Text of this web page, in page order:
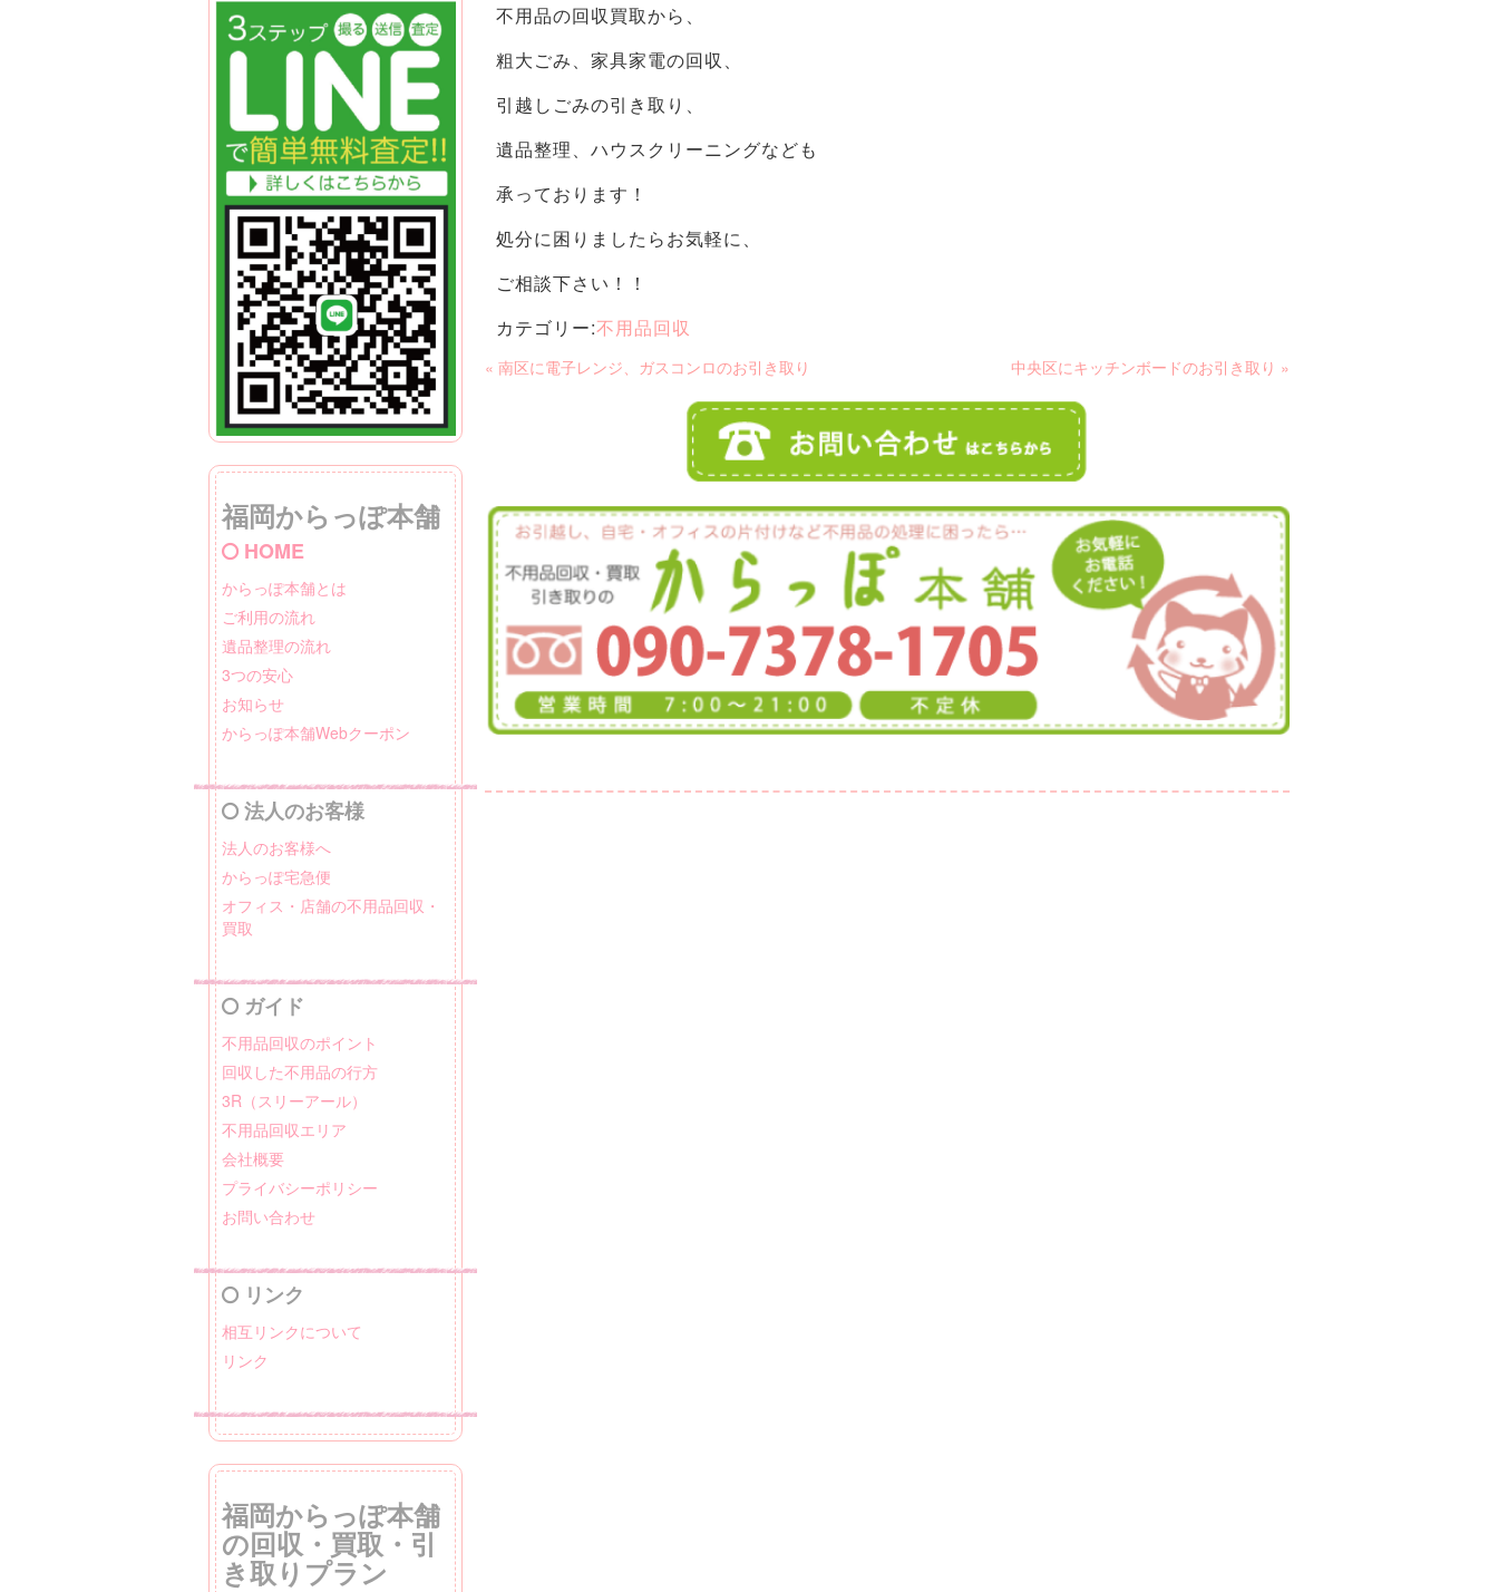
福岡からっぽ本舗
HOME
からっぽ本舗とは
ご利用の流れ
遺品整理の流れ
3つの安心
お知らせ
からっぽ本舗Webクーポン
法人のお客様
法人のお客様へ
からっぽ宅急便
オフィス・店舗の不用品回収・
買取
ガイド
不用品回収のポイント
回収した不用品の行方
3R（スリーアール）
不用品回収エリア
会社概要
プライバシーポリシー
お問い合わせ
リンク
相互リンクについて
リンク
福岡からっぽ本舗
の回収・買取・引
き取りプラン
不用品の回収買取から、
粗大ごみ、家具家電の回収、
引越しごみの引き取り、
遺品整理、ハウスクリーニングなども
承っております！
処分に困りましたらお気軽に、
ご相談下さい！！
カテゴリー:不用品回収
« 南区に電子レンジ、ガスコンロのお引き取り 中央区にキッチンボードのお引き取り »